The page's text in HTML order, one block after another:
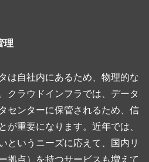
理
は自社内にあるため、物理的な
クラウドインフラでは、データ
センターに保管されるため、信
が重要になります。近年では、
というニーズに応えて、国内リ
拠点）を持つサービスも増えて